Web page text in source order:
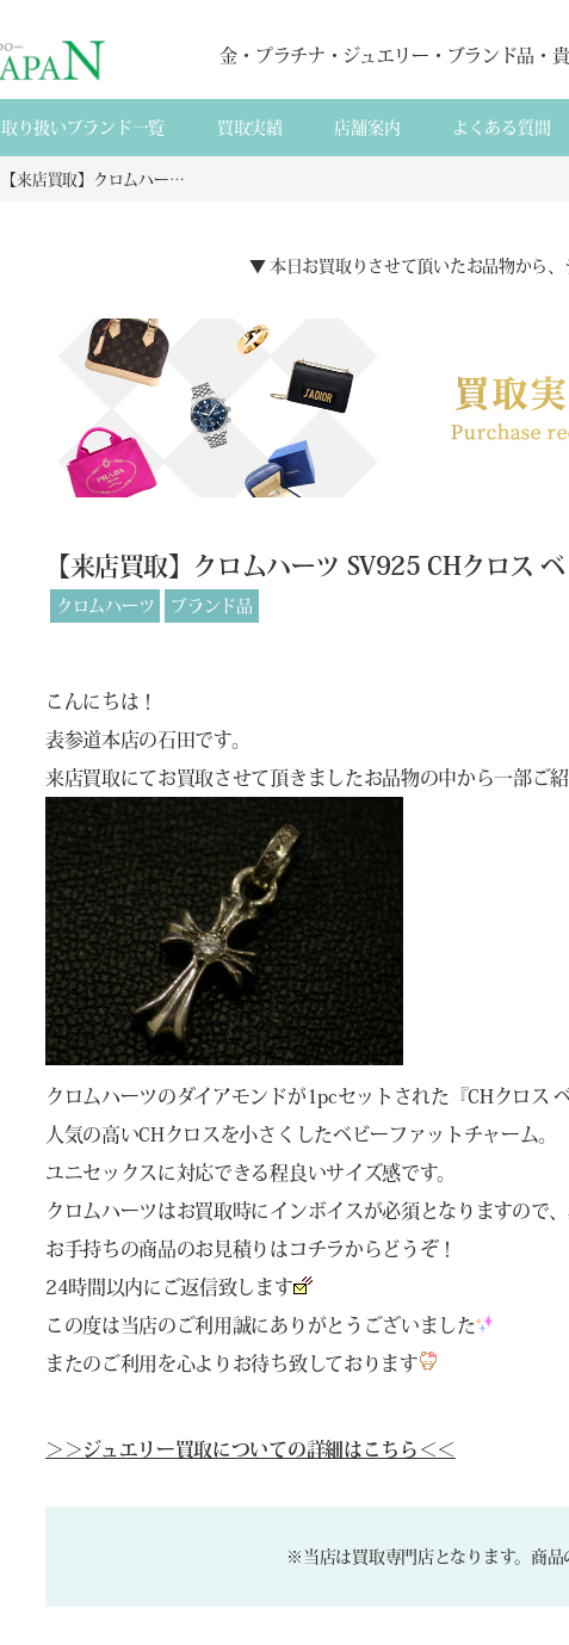
金・プラチナ・ジュエリー・ブランド品・
取り扱いブランド一覧 買取実績 店舗案内 よくある質間
【来店買取】クロムハーツ SV925 CHクロス ベビーファットチャーム ダイヤ の買取
▼ 本日お買取りさせて頂いたお品物から
【来店買取】クロムハーツ SV925 CHクロス
クロムハーツ ブランド品
こんにちは！
表参道本店の石田です。
来店買取にてお買取させて頂きましたお品物の中から一部ご
クロムハーツのダイアモンドが1pcセットされた『CHクロス
人気の高いCHクロスを小さくしたベビーファットチャーム。
ユニセックスに対応できる程良いサイズ感です。
クロムハーツはお買取時にインボイスが必須となりますので
お手持ちの商品のお見積りはコチラからどうぞ！
24時間以内にご返信致します
この度は当店のご利用誠にありがとうございました
またのご利用を心よりお待ち致しております
＞＞ジュエリー買取についての詳細はこちら＜＜
※当店は買取専門店となります。商